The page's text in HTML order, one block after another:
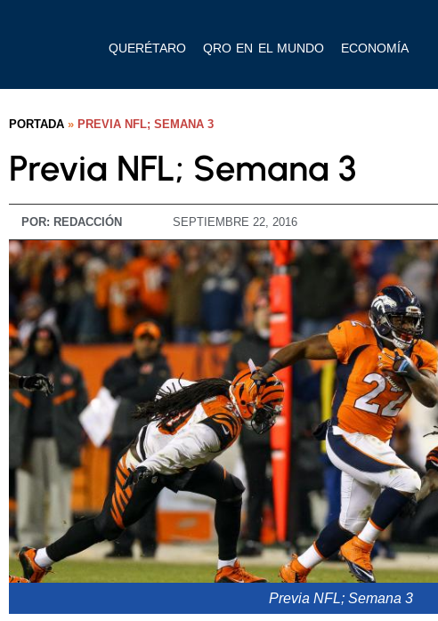
QUERÉTARO QRO EN EL MUNDO ECONOMÍA
PORTADA » PREVIA NFL; SEMANA 3
Previa NFL; Semana 3
POR: REDACCIÓN SEPTIEMBRE 22, 2016
Previa NFL; Semana 3